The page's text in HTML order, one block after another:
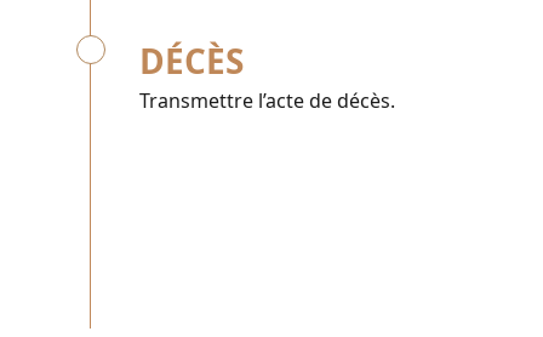
DÉCÈS
Transmettre l’acte de décès.